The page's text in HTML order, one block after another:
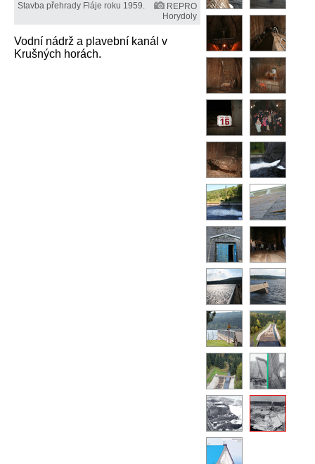
Stavba přehrady Fláje roku 1959.
REPRO
Horydoly
Vodní nádrž a plavební kanál v
Krušných horách.